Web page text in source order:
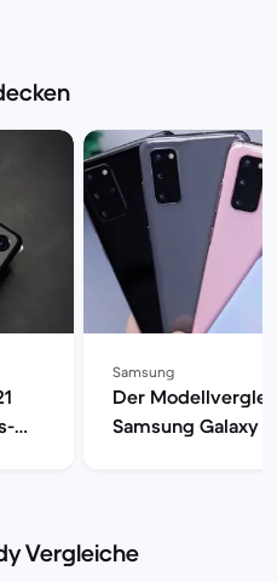
Samsung
Der
Samsung Galaxy
Vergleiche